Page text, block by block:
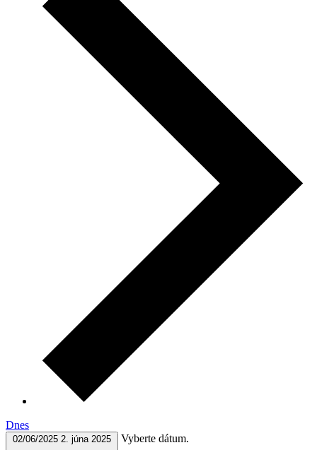
Dnes
02/06/2025 2. júna 2025 Vyberte dátum.